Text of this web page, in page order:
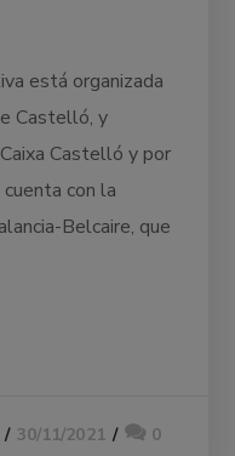
está organizada
Castelló, y
Castelló y por
con la
Belcaire, que
30/11/2021 0